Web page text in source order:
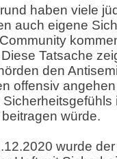
haben viele
auch eigene
Tatsache
den
offensiv
würde.
wurde